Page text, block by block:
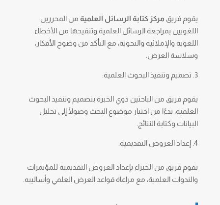
يقوم فريق مركز كتابة الرسائل العلمية من المحررين
اللغويين بمراجعة الرسائل العلمية وتنقيحها من الأخطاء
اللغوية والإملائية والنحوية، مع التأكد من وضوح الأفكار،
وسلاسة العرض.
تصميم وتنفيذ البحوث العلمية:
يقوم فريق من الباحثين ذوي الخبرة بتصميم وتنفيذ البحوث
العلمية، بدءًا من اختيار موضوع البحث وصولًا إلى تحليل
البيانات وكتابة النتائج.
إعداد العروض التقديمية:
يقوم فريق من الخبراء بإعداد العروض التقديمية للمؤتمرات
والندوات العلمية، مع مراعاة قواعد العرض العلمي وأساليبه.